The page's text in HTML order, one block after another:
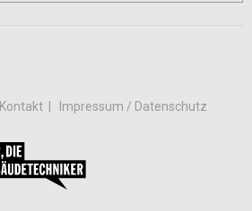
Kontakt Impressum / Datenschutz